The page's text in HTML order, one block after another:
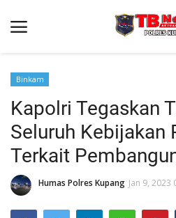
Beranda
Terms & Conditions
Reskrim
Binkam
Giat Ops
Binkam
Kapolri Tegaskan
Seluruh Kebijakan
Terkait
Humas Polres Kupang Jan 9, 2023